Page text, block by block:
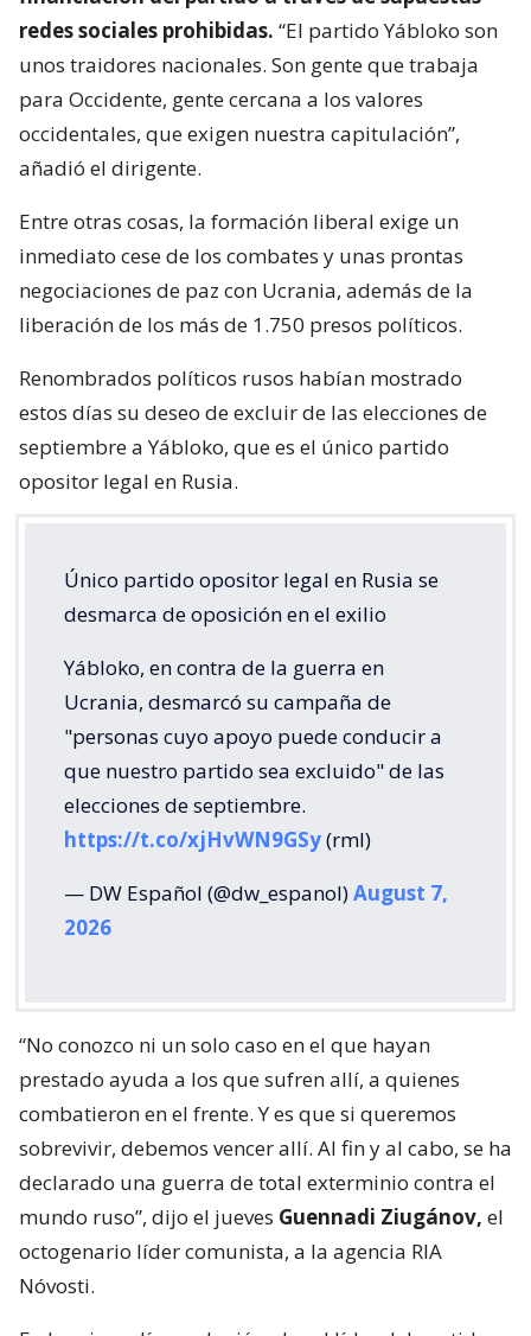
redes sociales prohibidas. “El partido Yábloko son
unos traidores nacionales. Son gente que trabaja
para Occidente, gente cercana a los valores
occidentales, que exigen nuestra capitulación”,
añadió el dirigente.
Entre otras cosas, la formación liberal exige un
inmediato cese de los combates y unas prontas
negociaciones de paz con Ucrania, además de la
liberación de los más de 1.750 presos políticos.
Renombrados políticos rusos habían mostrado
estos días su deseo de excluir de las elecciones de
septiembre a Yábloko, que es el único partido
opositor legal en Rusia.
Único partido opositor legal en Rusia se
desmarca de oposición en el exilio
Yábloko, en contra de la guerra en
Ucrania, desmarcó su campaña de
"personas cuyo apoyo puede conducir a
que nuestro partido sea excluido" de las
elecciones de septiembre.
https://t.co/xjHvWN9GSy(rml)
— DW Español (@dw_espanol)August 7,
2026
“No conozco ni un solo caso en el que hayan
prestado ayuda a los que sufren allí, a quienes
combatieron en el frente. Y es que si queremos
sobrevivir, debemos vencer allí. Al fin y al cabo, se ha
declarado una guerra de total exterminio contra el
mundo ruso”, dijo el jueves Guennadi Ziugánov, el
octogenario líder comunista, a la agencia RIA
Nóvosti.